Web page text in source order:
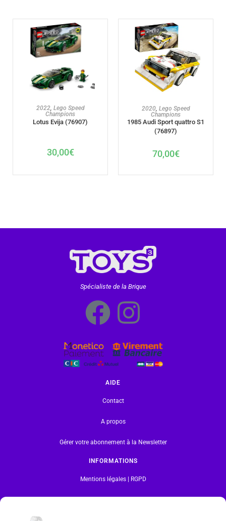
AJOUTER AU PANIER
2022, Lego Speed
Champions
Lotus Evija (76907)
30,00€
AJOUTER AU PANIER
2020, Lego Speed
Champions
1985 Audi Sport quattro S1
(76897)
70,00€
Spécialiste de la Brique
AIDE
Contact
A propos
Gérer votre abonnement à la Newsletter
INFORMATIONS
Mentions légales | RGPD